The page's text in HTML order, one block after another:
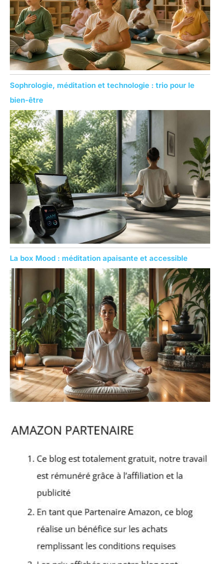
Sophrologie, méditation et technologie : trio pour le
bien-être
La box Mood : méditation apaisante et accessible